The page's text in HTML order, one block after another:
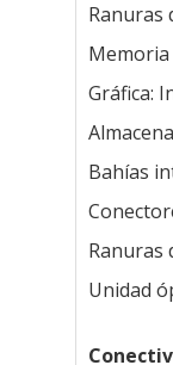
Ranuras
Memoria
Gráfica:
Bahías
Ranuras
Unidad